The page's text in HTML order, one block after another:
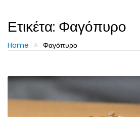
Ετικέτα: Φαγόπυρο
Home Φαγόπυρο